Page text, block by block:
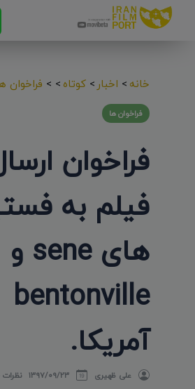
خانه> اخبار> کوتاه>
> فراخوان
فراخوان ها
فراخوان
فیلم به
های sene و
bentonville
آمریکا.
علی ظهیری ۱۳۹۷/۰۹/۲۳ نظرات 0